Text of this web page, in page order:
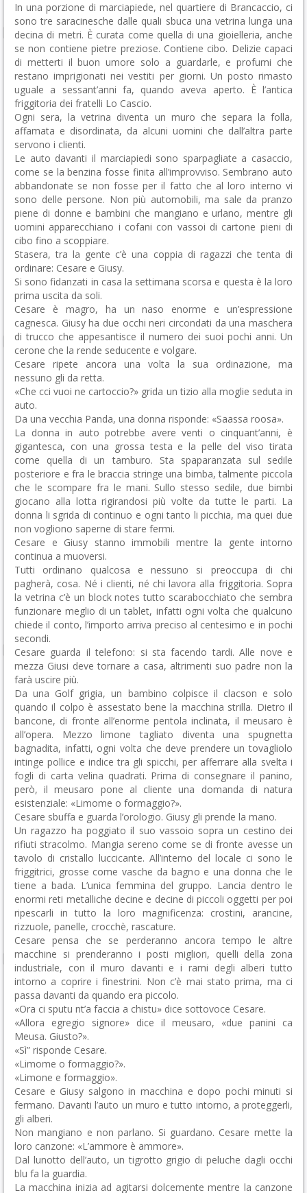
In una porzione di marciapiede, nel quartiere di Brancaccio, ci
sono tre saracinesche dalle quali sbuca una vetrina lunga una
decina di metri. È curata come quella di una gioielleria, anche
se non contiene pietre preziose. Contiene cibo. Delizie capaci
di metterti il buon umore solo a guardarle, e profumi che
restano imprigionati nei vestiti per giorni. Un posto rimasto
uguale a sessant’anni fa, quando aveva aperto. È l’antica
friggitoria dei fratelli Lo Cascio.
Ogni sera, la vetrina diventa un muro che separa la folla,
affamata e disordinata, da alcuni uomini che dall’altra parte
servono i clienti.
Le auto davanti il marciapiedi sono sparpagliate a casaccio,
come se la benzina fosse finita all’improvviso. Sembrano auto
abbandonate se non fosse per il fatto che al loro interno vi
sono delle persone. Non più automobili, ma sale da pranzo
piene di donne e bambini che mangiano e urlano, mentre gli
uomini apparecchiano i cofani con vassoi di cartone pieni di
cibo fino a scoppiare.
Stasera, tra la gente c’è una coppia di ragazzi che tenta di
ordinare: Cesare e Giusy.
Si sono fidanzati in casa la settimana scorsa e questa è la loro
prima uscita da soli.
Cesare è magro, ha un naso enorme e un’espressione
cagnesca. Giusy ha due occhi neri circondati da una maschera
di trucco che appesantisce il numero dei suoi pochi anni. Un
cerone che la rende seducente e volgare.
Cesare ripete ancora una volta la sua ordinazione, ma
nessuno gli da retta.
«Che cci vuoi ne cartoccio?» grida un tizio alla moglie seduta in
auto.
Da una vecchia Panda, una donna risponde: «Saassa roosa».
La donna in auto potrebbe avere venti o cinquant’anni, è
gigantesca, con una grossa testa e la pelle del viso tirata
come quella di un tamburo. Sta spaparanzata sul sedile
posteriore e fra le braccia stringe una bimba, talmente piccola
che le scompare fra le mani. Sullo stesso sedile, due bimbi
giocano alla lotta rigirandosi più volte da tutte le parti. La
donna li sgrida di continuo e ogni tanto li picchia, ma quei due
non vogliono saperne di stare fermi.
Cesare e Giusy stanno immobili mentre la gente intorno
continua a muoversi.
Tutti ordinano qualcosa e nessuno si preoccupa di chi
pagherà, cosa. Né i clienti, né chi lavora alla friggitoria. Sopra
la vetrina c’è un block notes tutto scarabocchiato che sembra
funzionare meglio di un tablet, infatti ogni volta che qualcuno
chiede il conto, l’importo arriva preciso al centesimo e in pochi
secondi.
Cesare guarda il telefono: si sta facendo tardi. Alle nove e
mezza Giusi deve tornare a casa, altrimenti suo padre non la
farà uscire più.
Da una Golf grigia, un bambino colpisce il clacson e solo
quando il colpo è assestato bene la macchina strilla. Dietro il
bancone, di fronte all’enorme pentola inclinata, il meusaro è
all’opera. Mezzo limone tagliato diventa una spugnetta
bagnadita, infatti, ogni volta che deve prendere un tovagliolo
intinge pollice e indice tra gli spicchi, per afferrare alla svelta i
fogli di carta velina quadrati. Prima di consegnare il panino,
però, il meusaro pone al cliente una domanda di natura
esistenziale: «Limome o formaggio?».
Cesare sbuffa e guarda l’orologio. Giusy gli prende la mano.
Un ragazzo ha poggiato il suo vassoio sopra un cestino dei
rifiuti stracolmo. Mangia sereno come se di fronte avesse un
tavolo di cristallo luccicante. All’interno del locale ci sono le
friggitrici, grosse come vasche da bagno e una donna che le
tiene a bada. L’unica femmina del gruppo. Lancia dentro le
enormi reti metalliche decine e decine di piccoli oggetti per poi
ripescarli in tutto la loro magnificenza: crostini, arancine,
rizzuole, panelle, crocchè, rascature.
Cesare pensa che se perderanno ancora tempo le altre
macchine si prenderanno i posti migliori, quelli della zona
industriale, con il muro davanti e i rami degli alberi tutto
intorno a coprire i finestrini. Non c’è mai stato prima, ma ci
passa davanti da quando era piccolo.
«Ora ci sputu nt’a faccia a chistu» dice sottovoce Cesare.
«Allora egregio signore» dice il meusaro, «due panini ca
Meusa. Giusto?».
«Sì” risponde Cesare.
«Limome o formaggio?».
«Limone e formaggio».
Cesare e Giusy salgono in macchina e dopo pochi minuti si
fermano. Davanti l’auto un muro e tutto intorno, a proteggerli,
gli alberi.
Non mangiano e non parlano. Si guardano. Cesare mette la
loro canzone: «L’ammore è ammore».
Dal lunotto dell’auto, un tigrotto grigio di peluche dagli occhi
blu fa la guardia.
La macchina inizia ad agitarsi dolcemente mentre la canzone